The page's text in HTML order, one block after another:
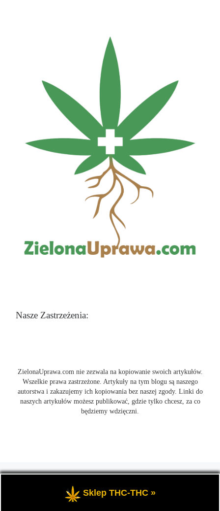
Nasze Zastrzeżenia:
ZielonaUprawa.com nie zezwala na kopiowanie swoich artykułów.
Wszelkie prawa zastrzeżone. Artykuły na tym blogu są naszego
autorstwa i zakazujemy ich kopiowania bez naszej zgody. Linki do
naszych artykułów możesz publikować, gdzie tylko chcesz, za co
będziemy wdzięczni.
wszystko o uprawie i hodowli marihunay, roślin konopi indoor
oraz outdoor.
Sklep THC-THC »